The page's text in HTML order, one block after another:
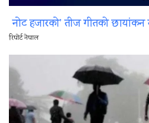
नोट हजारको’ तीज गीतको छायांकन
रिपोर्ट नेपाल